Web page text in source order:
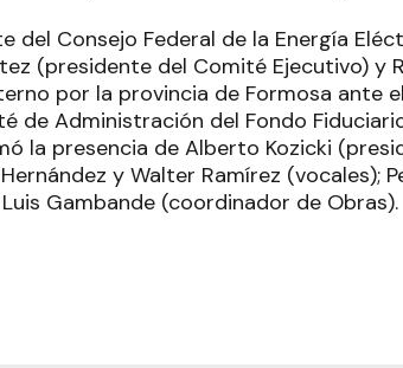
del Consejo Federal de la Energía
(presidente del Comité Ejecutivo) y
por la provincia de Formosa ante el
de Administración del Fondo
la presencia de Alberto Kozicki
y Walter Ramírez (vocales);
Gambande (coordinador de Obras).